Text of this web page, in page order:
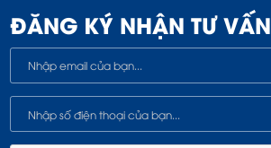
ĐĂNG KÝ NHẬN TƯ VẤN